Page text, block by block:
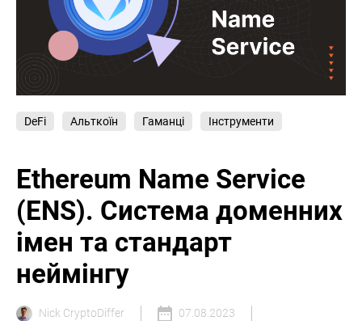
Про ЦеКрипто
Увійти | Реєстрація
DeFi Альткоїн Гаманці Інструменти
Ethereum Name Service
(ENS). Система доменних
імен та стандарт
неймінгу
Nick CryptoDiffer 07.08.2023